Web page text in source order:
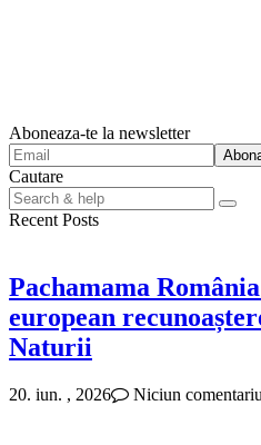
Aboneaza-te la newsletter
Cautare
Search
for:
Recent Posts
Pachamama
european
Naturii
20. iun. , 2026 Niciun comentariu